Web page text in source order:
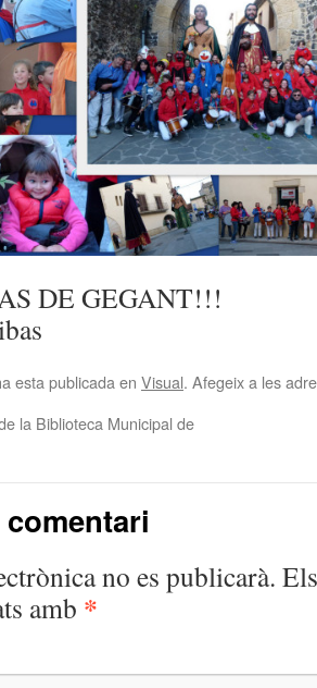
DE GEGANT!!!
esta publicada en Visual. Afegeix a les
la Biblioteca Municipal de
no es publicarà.
amb *